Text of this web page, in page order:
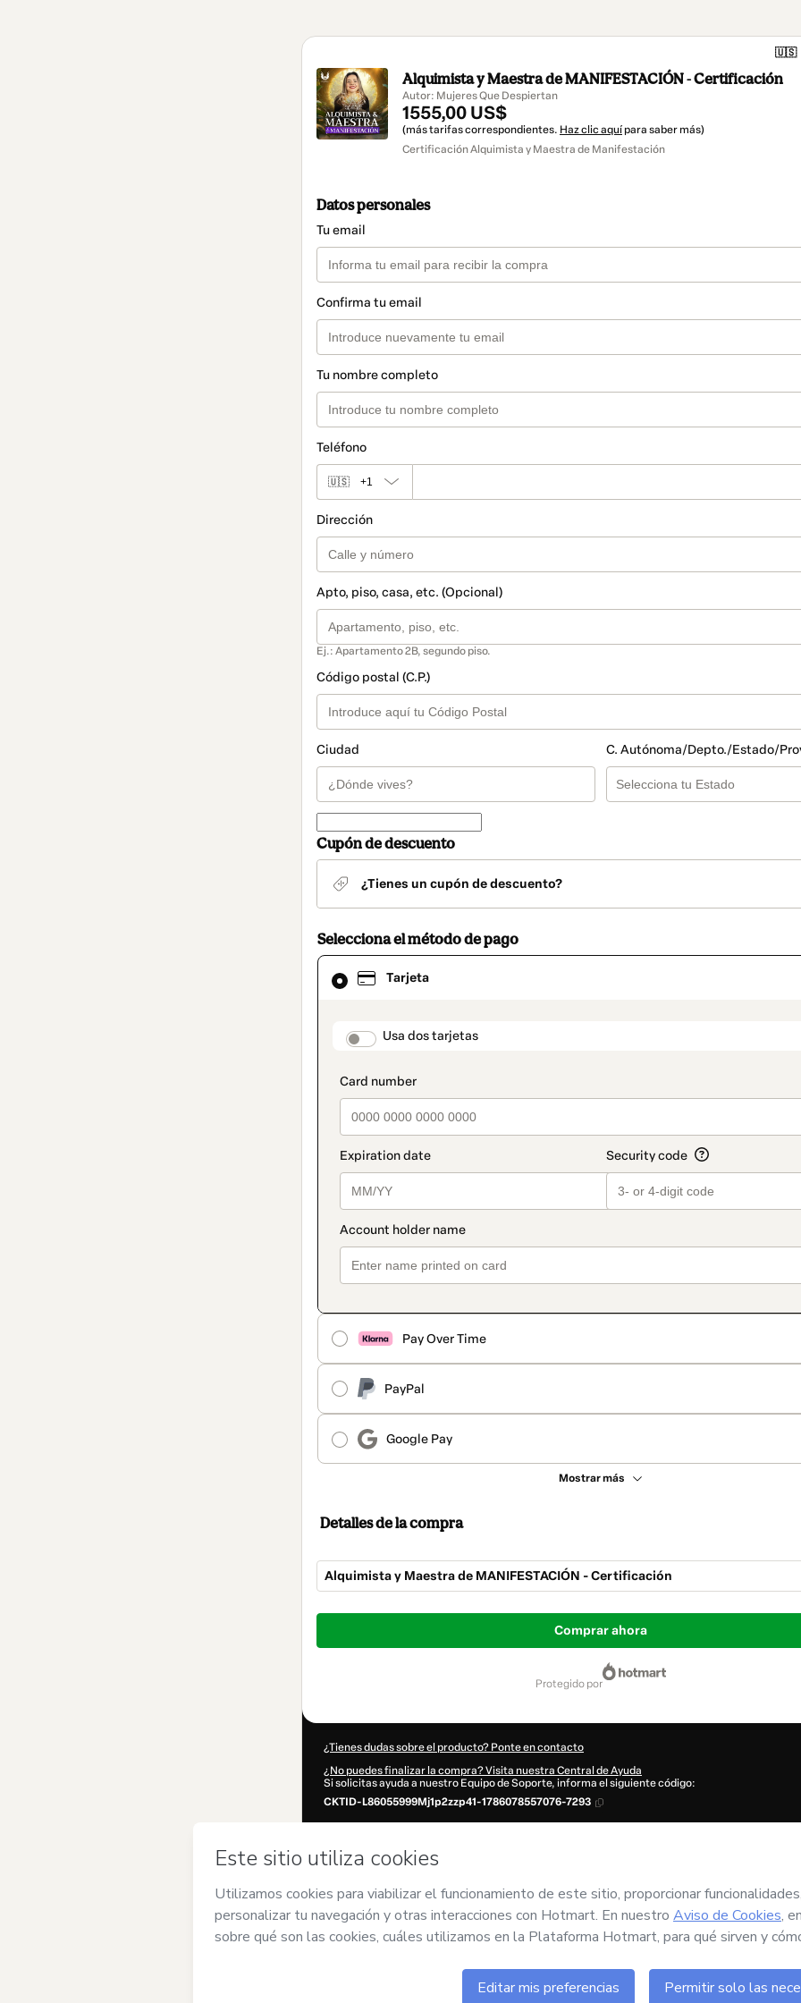
🇺🇸
Alquimista y Maestra de MANIFESTACIÓN - Certificación
Autor: Mujeres Que Despiertan
1555,00 US$
(más tarifas correspondientes. Haz clic aquí para saber más)
Certificación Alquimista y Maestra de Manifestación
Datos personales
Tu email
Confirma tu email
Tu nombre completo
Teléfono
🇺🇸 +1
Dirección
Apto, piso, casa, etc. (Opcional)
Ej.: Apartamento 2B, segundo piso.
Código postal (C.P.)
Ciudad C. Autónoma/Depto./Estado/
Cupón de descuento
¿Tienes un cupón de descuento?
Selecciona el método de pago
Tarjeta
payment_data.section_title_v2
Usa dos tarjetas
Pay Over Time
PayPal
Google Pay
Mostrar más
El
método
seleccionado
Detalles de la compra
Alquimista y Maestra de MANIFESTACIÓN - Certificación
Total
1555,00 US$
Comprar ahora
protegido por
¿Tienes dudas sobre el producto? Ponte en contacto
¿No puedes finalizar la compra? Visita nuestra Central de Ayuda
Si solicitas ayuda a nuestro Equipo de Soporte, informa el siguiente código:
CKTID-L86055999Mj1p2zzp41-1786078557076-7293
Al hacer clic en 'Comprar ahora', declaro que (i) entiendo que Hotmart está procesando este
deMujeres Que Despiertan
autorizado y acompañado por un tutor legal.
Más información sobre tu compraaquí .
Hotmart © 2026- Todos los derechos reservados